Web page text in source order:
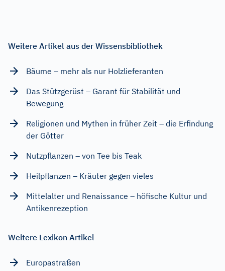
Weitere Artikel aus der Wissensbibliothek
Bäume – mehr als nur Holzlieferanten
Das Stützgerüst – Garant für Stabilität und
Bewegung
Religionen und Mythen in früher Zeit – die Erfindung
der Götter
Nutzpflanzen – von Tee bis Teak
Heilpflanzen – Kräuter gegen vieles
Mittelalter und Renaissance – höfische Kultur und
Antikenrezeption
Weitere Lexikon Artikel
Europastraßen